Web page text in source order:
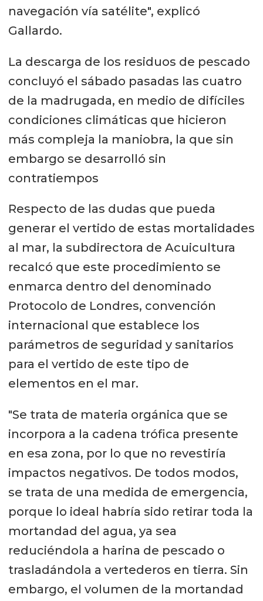
navegación vía satélite", explicó
Gallardo.
La descarga de los residuos de pescado
concluyó el sábado pasadas las cuatro
de la madrugada, en medio de difíciles
condiciones climáticas que hicieron
más compleja la maniobra, la que sin
embargo se desarrolló sin
contratiempos
Respecto de las dudas que pueda
generar el vertido de estas mortalidades
al mar, la subdirectora de Acuicultura
recalcó que este procedimiento se
enmarca dentro del denominado
Protocolo de Londres, convención
internacional que establece los
parámetros de seguridad y sanitarios
para el vertido de este tipo de
elementos en el mar.
"Se trata de materia orgánica que se
incorpora a la cadena trófica presente
en esa zona, por lo que no revestiría
impactos negativos. De todos modos,
se trata de una medida de emergencia,
porque lo ideal habría sido retirar toda la
mortandad del agua, ya sea
reduciéndola a harina de pescado o
trasladándola a vertederos en tierra. Sin
embargo, el volumen de la mortandad